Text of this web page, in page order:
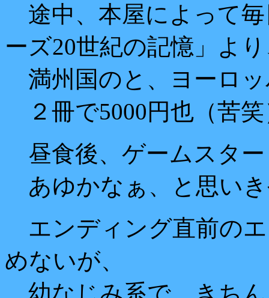
途中、本屋によって
ーズ20世紀の記憶」よ
満州国のと、ヨーロ
２冊で5000円也（苦笑
昼食後、ゲームスター
あゆかなぁ、と思い
エンディング直前の
めないが、
幼なじみ系で、きち